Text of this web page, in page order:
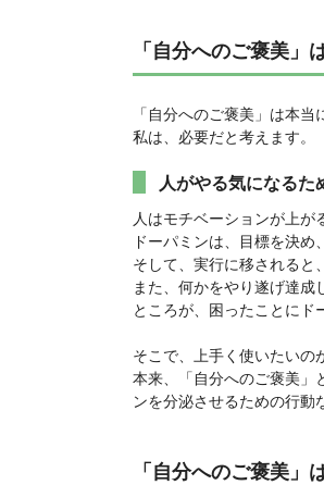
「自分へのご褒美」
「自分へのご褒美」は本当
私は、必要だと考えます。
人がやる気になるた
人はモチベーションが上が
ドーパミンは、目標を決め
そして、実行に移されると
また、何かをやり遂げ達成
ところが、困ったことにド
そこで、上手く使いたいの
本来、「自分へのご褒美」
ンを分泌させるための行動
「自分へのご褒美」